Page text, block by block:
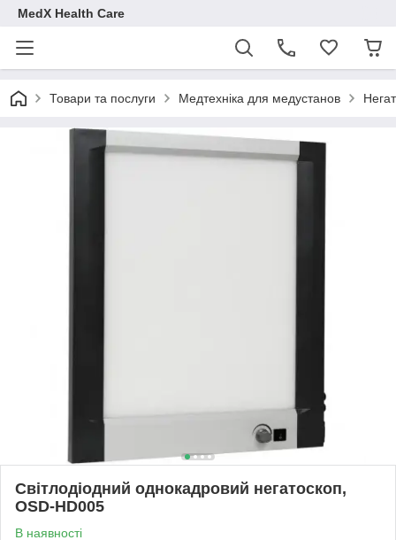
MedX Health Care
Товари та послуги Медтехніка для медустанов
Світлодіодний однокадровий негатоскоп,
OSD-HD005
В наявності